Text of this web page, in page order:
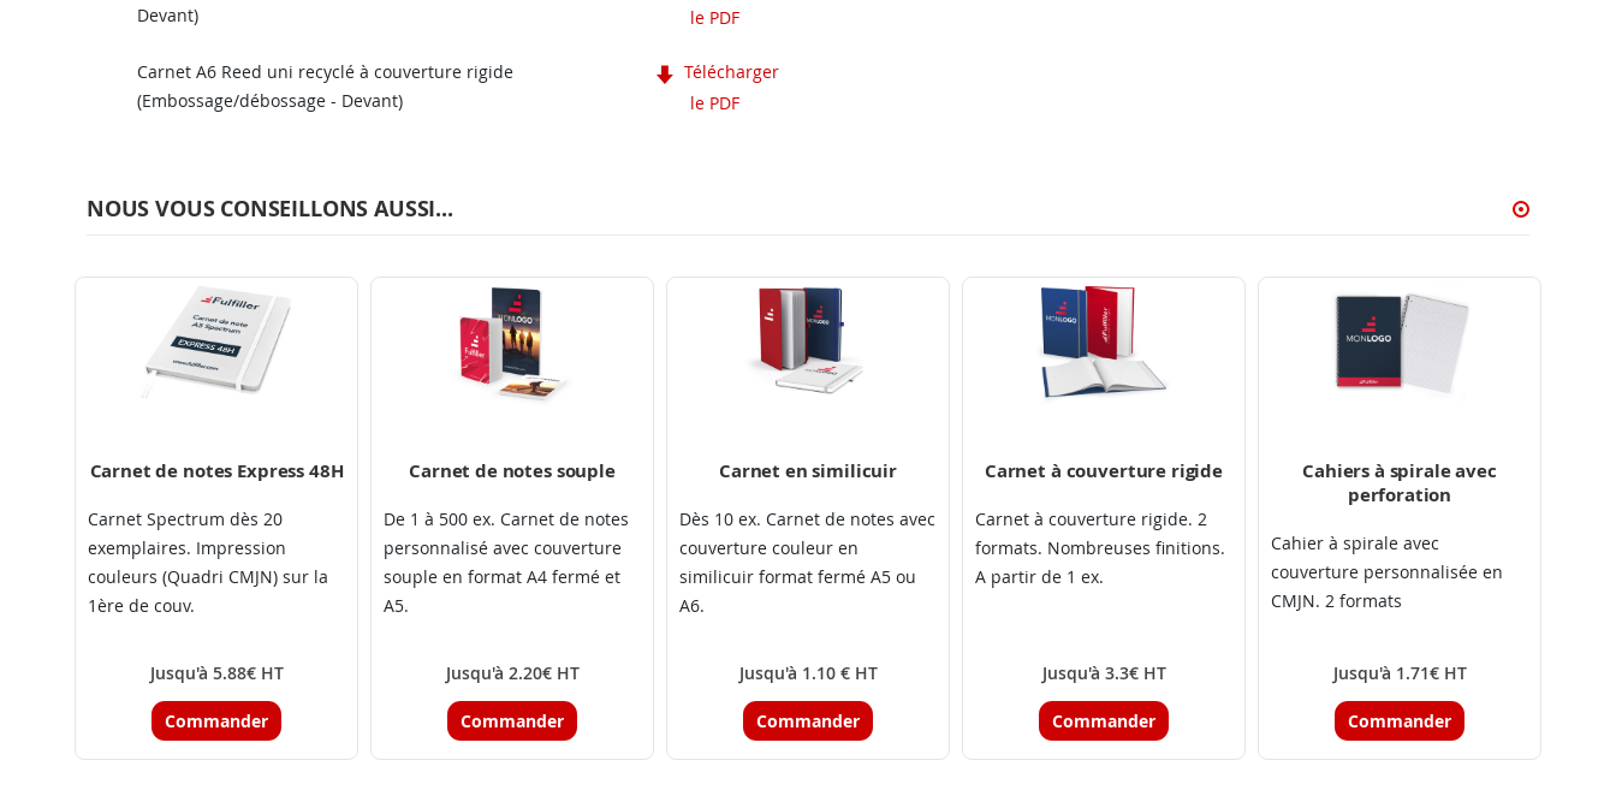
Devant)
le PDF
Carnet A6 Reed uni recyclé à couverture rigide
(Embossage/débossage - Devant)
Télécharger
le PDF
NOUS VOUS CONSEILLONS AUSSI...
Carnet de notes Express 48H
Carnet Spectrum dès 20
exemplaires. Impression
couleurs (Quadri CMJN) sur la
1ère de couv.
Jusqu'à 5.88€ HT
Commander
Carnet de notes souple
De 1 à 500 ex. Carnet de notes
personnalisé avec couverture
souple en format A4 fermé et
A5.
Jusqu'à 2.20€ HT
Commander
Carnet en similicuir
Dès 10 ex. Carnet de notes avec
couverture couleur en
similicuir format fermé A5 ou
A6.
Jusqu'à 1.10 € HT
Commander
Carnet à couverture rigide
Carnet à couverture rigide. 2
formats. Nombreuses finitions.
A partir de 1 ex.
Jusqu'à 3.3€ HT
Commander
Cahiers à spirale avec
perforation
Cahier à spirale avec
couverture personnalisée en
CMJN. 2 formats
Jusqu'à 1.71€ HT
Commander